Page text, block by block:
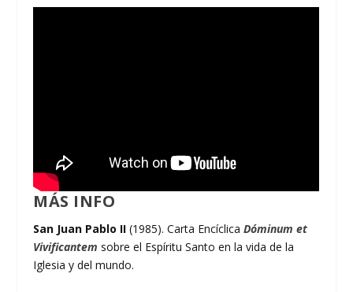
MÁS INFO
San Juan Pablo II (1985). Carta Encíclica Dóminum et
Vivificantem sobre el Espíritu Santo en la vida de la
Iglesia y del mundo.